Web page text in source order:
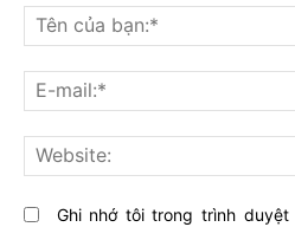
nghĩ
gì
về
bài
viết
này?
Ghi nhớ tôi trong trình